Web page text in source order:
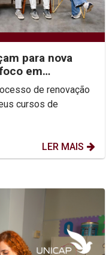
para nova
em
de renovação
cursos de
LER MAIS